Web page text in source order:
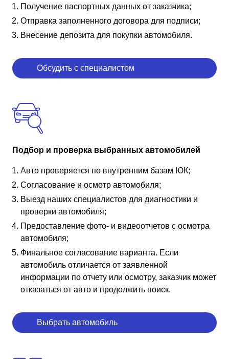
Получение паспортных данных от заказчика;
Отправка заполненного договора для подписи;
Внесение депозита для покупки автомобиля.
Обсудить с специалистом
Подбор и проверка выбранных автомобилей
Авто проверяется по внутренним базам ЮК;
Согласование и осмотр автомобиля;
Выезд наших специалистов для диагностики и
проверки автомобиля;
Предоставление фото- и видеоотчетов с осмотра
автомобиля;
Финальное согласование варианта. Если
автомобиль отличается от заявленной
информации по отчету или осмотру, заказчик может
отказаться от авто и продолжить поиск.
Выбрать автомобиль